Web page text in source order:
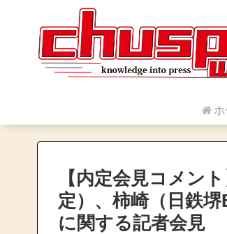
【内定会見コメン
定）、柿崎（日鉄
に関する記者会見